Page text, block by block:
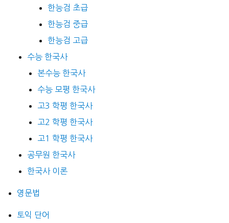
한능검 초급
한능검 중급
한능검 고급
수능 한국사
본수능 한국사
수능 모평 한국사
고3 학평 한국사
고2 학평 한국사
고1 학평 한국사
공무원 한국사
한국사 이론
영문법
토익 단어